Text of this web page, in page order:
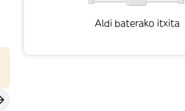
Aldi baterako itxita